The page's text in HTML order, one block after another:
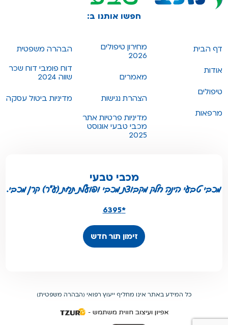
חפשו אותנו ב:
דף הבית
אודות
טיפולים
מרפאות
מחירון טיפולים
2026
מאמרים
הצהרת נגישות
מדיניות פרטיות אתר
מכבי טבעי אוגוסט
2025
הבהרה משפטית
דוח פומבי דוח שכר
שווה 2024
מדיניות ביטול עסקה
מכבי טבעי
מכבי טבעי הינה חלק מקבוצת מכבי ופועלת תחת (ע"ר) קרן מכבי.
*6395
זימון תור חדש
כל המידע באתר אינו מחליף ייעוץ רפואי (הבהרה משפטית)